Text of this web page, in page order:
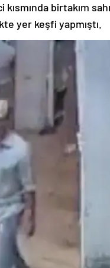
kısmında birtakım
yer keşfi yapmıştı.